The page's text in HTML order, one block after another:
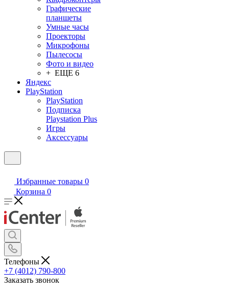
Графические
планшеты
Умные часы
Проекторы
Микрофоны
Пылесосы
Фото и видео
+ ЕЩЕ 6
Яндекс
PlayStation
PlayStation
Подписка
Playstation Plus
Игры
Аксессуары
Избранные товары 0
Корзина 0
Телефоны
+7 (4012) 790-800
Заказать звонок